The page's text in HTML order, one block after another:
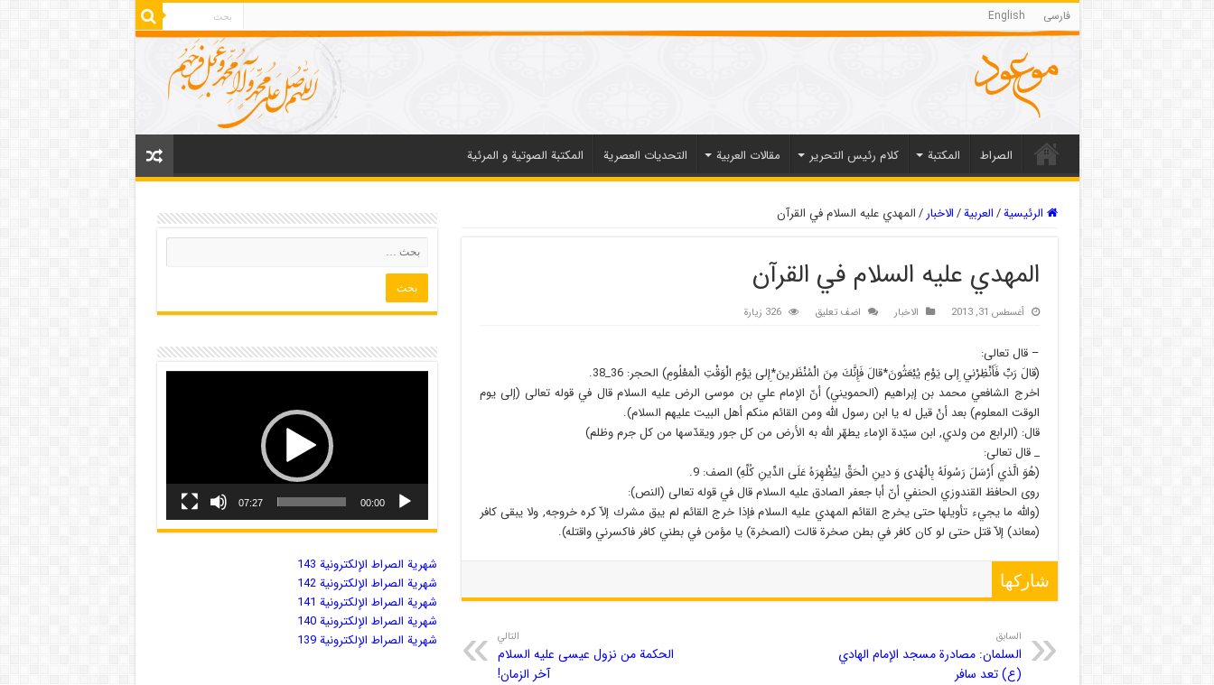
فارسی English
الصراط المکتبة كلام رئيس التحرير مقالات العربیة التحديات العصرية المكتبة الصوتية و المرئية
الرئيسية/العربیة/الاخبار /المهدي عليه السلام في القرآن
المهدي عليه السلام في القرآن
أغسطس 31, 2013 الاخبار اضف تعليق 326 زيارة
– قال تعالى:
(قالَ رَبِّ فَأَنْظِرْني‏ إِلى‏ يَوْمِ يُبْعَثُونَ*قالَ فَإِنَّكَ مِنَ الْمُنْظَرينَ*إِلى‏ يَوْمِ الْوَقْتِ الْمَعْلُومِ) الحجر: 36_38.
اخرج الشافعي محمد بن إبراهيم (الحمويني) أنّ الإمام علي بن موسى الرض عليه السلام قال في قوله تعالى (إلى يوم
الوقت المعلوم) بعد أنْ قيل له يا ابن رسول الله ومن القائم منكم أهل البيت عليهم السلام).
قال: (الرابع من ولدي, ابن سيّدة الإماء يطهّر الله به الأرض من كل جور ويقدّسها من كل جرم وظلم)
_ قال تعالى:
(هُوَ الَّذي أَرْسَلَ رَسُولَهُ بِالْهُدى‏ وَ دينِ الْحَقِّ لِيُظْهِرَهُ عَلَى الدِّينِ كُلِّهِ) الصف: 9.
روى الحافظ القندوزي الحنفي أنّ أبا جعفر الصادق عليه السلام قال في قوله تعالى (النص):
(والله ما يجيء تأويلها حتى يخرج القائم المهدي عليه السلام فإذا خرج القائم لم يبق مشرك إلاّ كره خروجه, ولا يبقى كافر
(معاند) إلاّ قتل حتى لو كان كافر في بطن صخرة قالت (الصخرة) يا مؤمن في بطني كافر فاكسرني واقتله).
شاركها
السابق
السلمان: مصادرة مسجد الإمام الهادي
(ع) تعد سافر
التالي
الحكمة من نزول عيسى عليه السلام
آخر الزمان!
00:00
07:27
شهریة الصراط الإلكترونية 143
شهریة الصراط الإلكترونية 142
شهریة الصراط الإلكترونية 141
شهریة الصراط الإلكترونية 140
شهریة الصراط الإلكترونية 139